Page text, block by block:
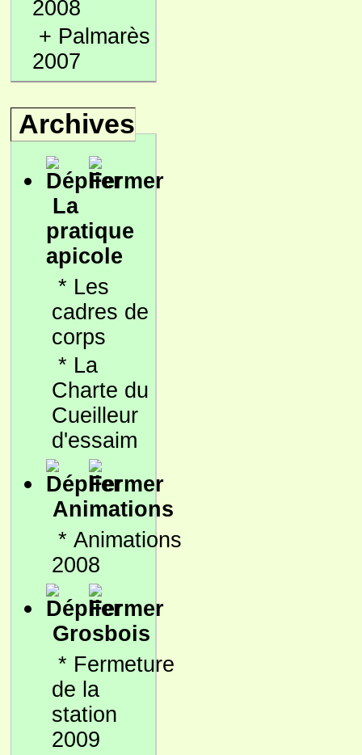
2008
+ Palmarès
2007
Archives
La
pratique
apicole
* Les
cadres de
corps
* La
Charte du
Cueilleur
d'essaim
Animations
* Animations
2008
Grosbois
* Fermeture
de la
station
2009